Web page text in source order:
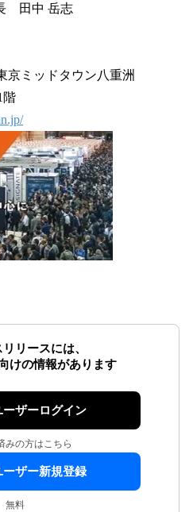
田中 岳志
京ミッドタウン八重洲
階
リースには、
けの情報があります
ーザーログイン
みの方はこちら
ーザー新規登録
無料